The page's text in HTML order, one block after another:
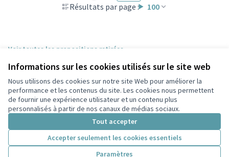
Informations sur les cookies utilisés sur le site web
Nous utilisons des cookies sur notre site Web pour améliorer la
performance et les contenus du site. Les cookies nous permettent
de fournir une expérience utilisateur et un contenu plus
personnalisés à partir de nos canaux de médias sociaux.
Tout accepter
Accepter seulement les cookies essentiels
Paramètres
Résultats par page : 100
Voir toutes les propositions retirées
Conditions d'utilisation
Paramètres des cookies
Participez Villeurbanne sur X
(Lien externe)
Participez Villeurbanne sur Facebook
Participez Villeurbanne sur Instagram
Participez Villeurbanne sur YouTube
(Lien externe)
Licence
(Lien